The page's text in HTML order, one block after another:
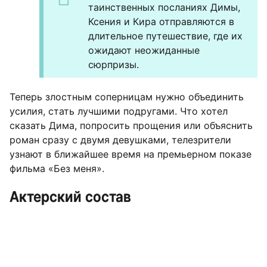
таинственных посланиях Димы,
Ксения и Кира отправляются в
длительное путешествие, где их
ожидают неожиданные
сюрпризы.
Теперь злостным соперницам нужно объединить
усилия, стать лучшими подругами. Что хотел
сказать Дима, попросить прощения или объяснить
роман сразу с двумя девушками, телезрители
узнают в ближайшее время на премьерном показе
фильма «Без меня».
Актерский состав